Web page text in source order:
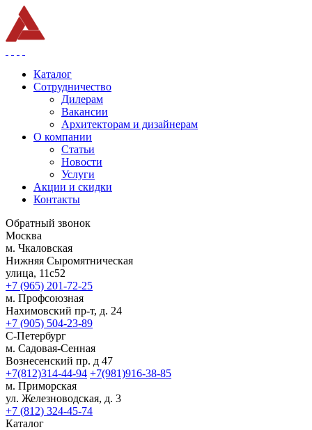
Каталог
Сотрудничество
Дилерам
Вакансии
Архитекторам и дизайнерам
О компании
Статьи
Новости
Услуги
Акции и скидки
Контакты
Обратный звонок
Москва
м. Чкаловская
Нижняя Сыромятническая
улица, 11с52
+7 (965) 201-72-25
м. Профсоюзная
Нахимовский пр-т, д. 24
+7 (905) 504-23-89
С-Петербург
м. Садовая-Сенная
Вознесенский пр. д 47
+7(812)314-44-94 +7(981)916-38-85
м. Приморская
ул. Железноводская, д. 3
+7 (812) 324-45-74
Каталог